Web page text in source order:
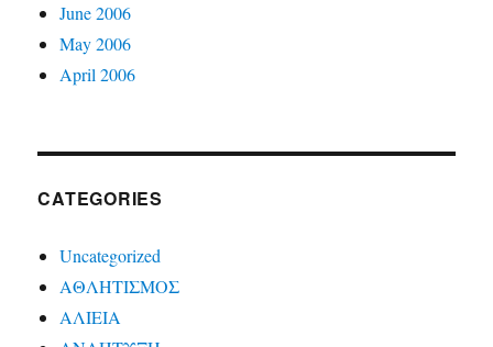
June 2006
May 2006
April 2006
CATEGORIES
Uncategorized
ΑΘΛΗΤΙΣΜΟΣ
ΑΛΙΕΙΑ